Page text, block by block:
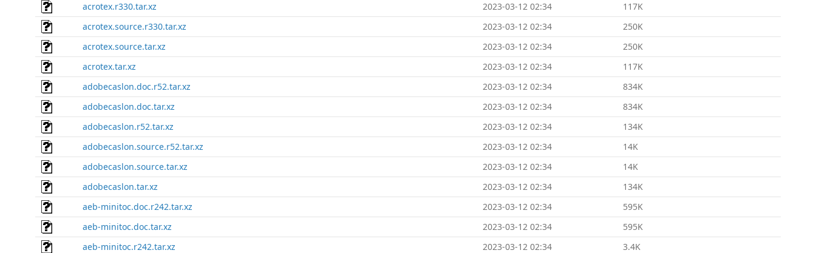
acrotex.r330.tar.xz
2023-03-12 02:34
117K
acrotex.source.r330.tar.xz
2023-03-12 02:34
250K
acrotex.source.tar.xz
2023-03-12 02:34
250K
acrotex.tar.xz
2023-03-12 02:34
117K
adobecaslon.doc.r52.tar.xz
2023-03-12 02:34
834K
adobecaslon.doc.tar.xz
2023-03-12 02:34
834K
adobecaslon.r52.tar.xz
2023-03-12 02:34
134K
adobecaslon.source.r52.tar.xz
2023-03-12 02:34
14K
adobecaslon.source.tar.xz
2023-03-12 02:34
14K
adobecaslon.tar.xz
2023-03-12 02:34
134K
aeb-minitoc.doc.r242.tar.xz
2023-03-12 02:34
595K
aeb-minitoc.doc.tar.xz
2023-03-12 02:34
595K
aeb-minitoc.r242.tar.xz
2023-03-12 02:34
3.4K